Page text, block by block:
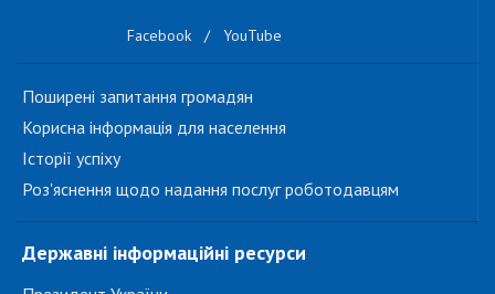
Facebook / YouTube
Поширені запитання громадян
Корисна інформація для населення
Історії успіху
Роз'яснення щодо надання послуг роботодавцям
Державні інформаційні ресурси